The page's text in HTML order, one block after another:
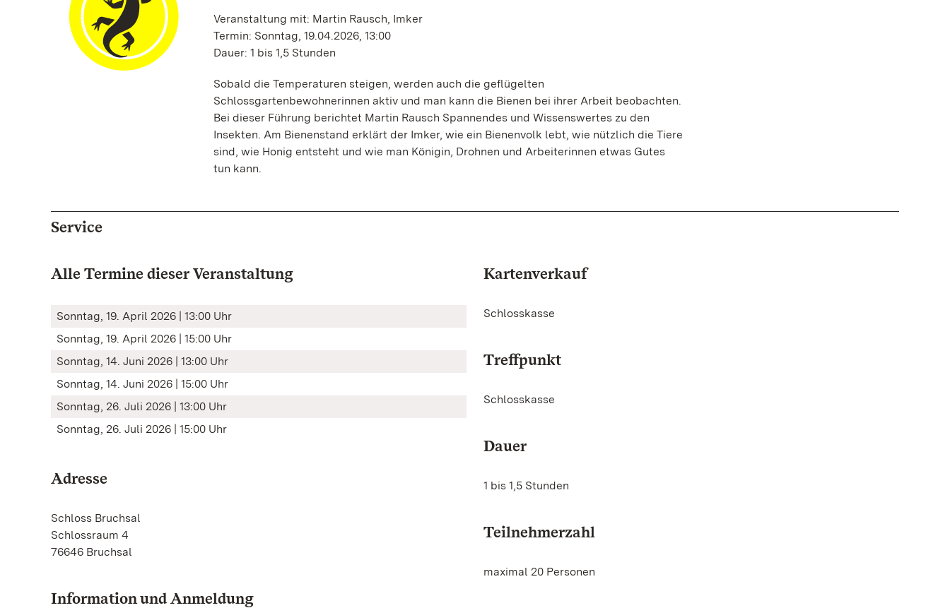
Veranstaltung mit: Martin Rausch, Imker
Termin: Sonntag, 19.04.2026, 13:00
Dauer: 1 bis 1,5 Stunden
Sobald die Temperaturen steigen, werden auch die geflügelten
Schlossgartenbewohnerinnen aktiv und man kann die Bienen bei ihrer Arbeit beobachten.
Bei dieser Führung berichtet Martin Rausch Spannendes und Wissenswertes zu den
Insekten. Am Bienenstand erklärt der Imker, wie ein Bienenvolk lebt, wie nützlich die Tiere
sind, wie Honig entsteht und wie man Königin, Drohnen und Arbeiterinnen etwas Gutes
tun kann.
Service
Alle Termine dieser Veranstaltung
Sonntag, 19. April 2026 | 13:00 Uhr
Sonntag, 19. April 2026 | 15:00 Uhr
Sonntag, 14. Juni 2026 | 13:00 Uhr
Sonntag, 14. Juni 2026 | 15:00 Uhr
Sonntag, 26. Juli 2026 | 13:00 Uhr
Sonntag, 26. Juli 2026 | 15:00 Uhr
Adresse
Schloss Bruchsal
Schlossraum 4
76646 Bruchsal
Information und Anmeldung
Kartenverkauf
Schlosskasse
Treffpunkt
Schlosskasse
Dauer
1 bis 1,5 Stunden
Teilnehmerzahl
maximal 20 Personen